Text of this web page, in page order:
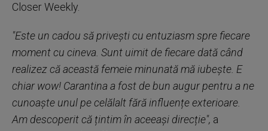
Closer Weekly.
"Este un cadou să privești cu entuziasm spre fiecare
moment cu cineva. Sunt uimit de fiecare dată când
realizez că această femeie minunată mă iubește. E
chiar wow! Carantina a fost de bun augur pentru a ne
cunoaște unul pe celălalt fără influențe exterioare.
Am descoperit că țintim în aceeași direcție", a